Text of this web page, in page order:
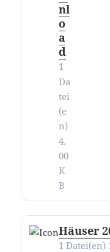
nl
o
a
d
1
Da
tei
(e
n)
4.
00
K
B
Häuser
1 Datei(en)